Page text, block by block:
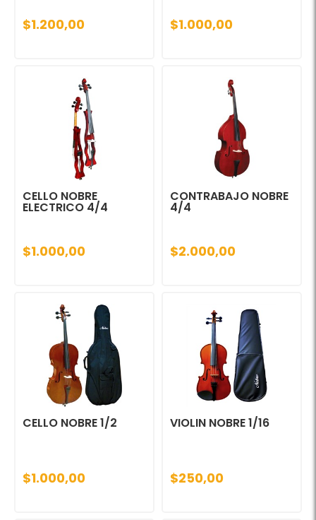
$1.200,00 $1.000,00
CELLO NOBRE
ELECTRICO 4/4
$1.000,00
CONTRABAJO NOBRE
4/4
$2.000,00
CELLO NOBRE 1/2
$1.000,00
VIOLIN NOBRE 1/16
$250,00